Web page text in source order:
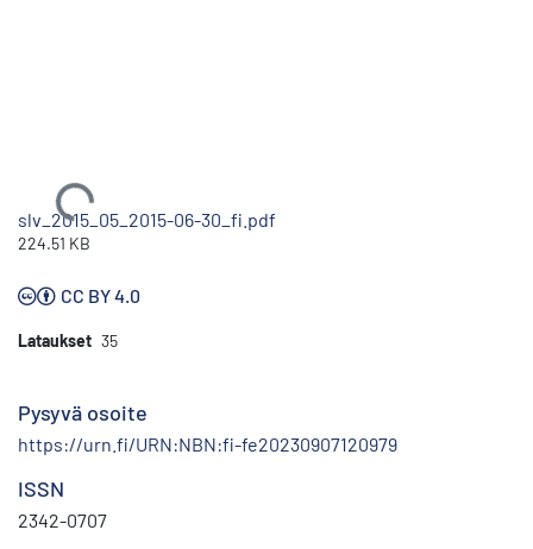
Ladataan...
slv_2015_05_2015-06-30_fi.pdf
224.51 KB
CC BY 4.0
Lataukset 35
Pysyvä osoite
https://urn.fi/URN:NBN:fi-fe20230907120979
ISSN
2342-0707